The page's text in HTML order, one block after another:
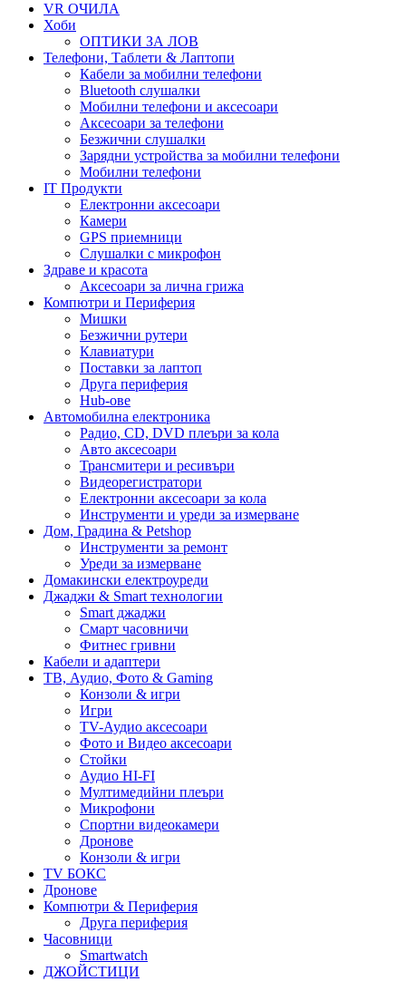
VR ОЧИЛА
Хоби
ОПТИКИ ЗА ЛОВ
Телефони, Таблети & Лаптопи
Кабели за мобилни телефони
Bluetooth слушалки
Мобилни телефони и аксесоари
Аксесоари за телефони
Безжични слушалки
Зарядни устройства за мобилни телефони
Мобилни телефони
IT Продукти
Електронни аксесоари
Камери
GPS приемници
Слушалки с микрофон
Здраве и красота
Аксесоари за лична грижа
Компютри и Периферия
Мишки
Безжични рутери
Клавиатури
Поставки за лаптоп
Друга периферия
Hub-ове
Автомобилна електроника
Радио, CD, DVD плеъри за кола
Авто аксесоари
Трансмитери и ресивъри
Видеорегистратори
Електронни аксесоари за кола
Инструменти и уреди за измерване
Дом, Градина & Petshop
Инструменти за ремонт
Уреди за измерване
Домакински електроуреди
Джаджи & Smart технологии
Smart джаджи
Смарт часовничи
Фитнес гривни
Кабели и адаптери
ТВ, Аудио, Фото & Gaming
Конзоли & игри
Игри
TV-Аудио аксесоари
Фото и Видео аксесоари
Стойки
Аудио HI-FI
Мултимедийни плеъри
Микрофони
Спортни видеокамери
Дронове
Конзоли & игри
TV БОКС
Дронове
Компютри & Периферия
Друга периферия
Часовници
Smartwatch
ДЖОЙСТИЦИ